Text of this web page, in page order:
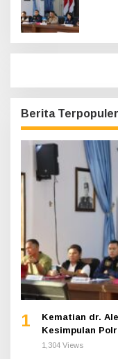
Berita Terpopuler
1
Kematian dr.
Kesimpulan
1,304 Views